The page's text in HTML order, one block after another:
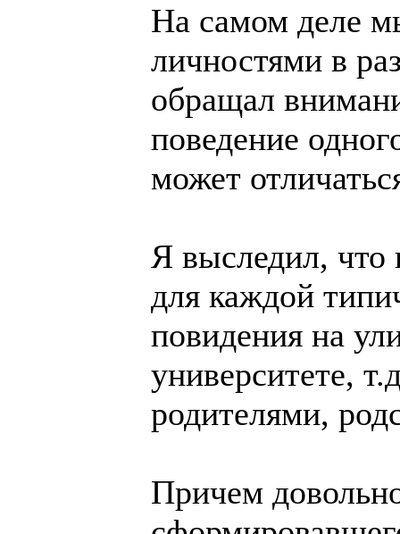
На самом деле
личностями в
обращал
поведение
может
Я выследил, что
для каждой
повидения на
университете,
родителями,
Причем